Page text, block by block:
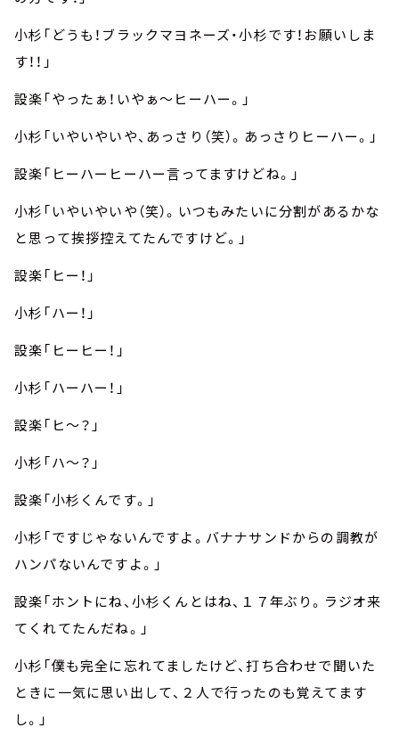
小杉「どうも！ブラックマヨネーズ・小杉です！お願いしま
す！！」
設楽「やったぁ！いやぁ～ヒーハー。」
小杉「いやいやいや、あっさり（笑）。あっさりヒーハー。」
設楽「ヒーハーヒーハー言ってますけどね。」
小杉「いやいやいや（笑）。いつもみたいに分割があるかな
と思って挨拶控えてたんですけど。」
設楽「ヒー！」
小杉「ハー！」
設楽「ヒーヒー！」
小杉「ハーハー！」
設楽「ヒ～？」
小杉「ハ～？」
設楽「小杉くんです。」
小杉「ですじゃないんですよ。バナナサンドからの調教が
ハンパないんですよ。」
設楽「ホントにね、小杉くんとはね、１７年ぶり。ラジオ来
てくれてたんだね。」
小杉「僕も完全に忘れてましたけど、打ち合わせで聞いた
ときに一気に思い出して、２人で行ったのも覚えてます
し。」